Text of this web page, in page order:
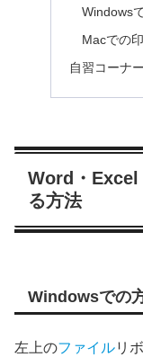
Windows
Macでの
自習コーナ
Word・Excel
る方法
Windowsでの
左上のファイルリ